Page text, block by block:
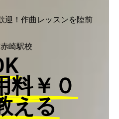
迎！作曲レッスンを陸前
崎駅校
料￥０
える